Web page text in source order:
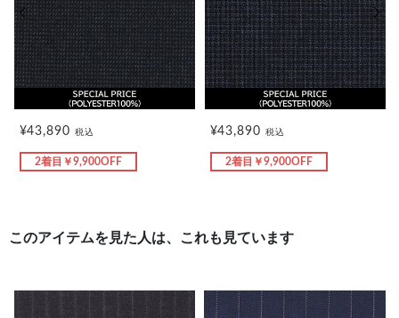
¥43,890税込
2着目￥9,900OFF
¥43,890税込
2着目￥9,900OFF
前の画像 次の
このアイテムを見た人は、これも見ています